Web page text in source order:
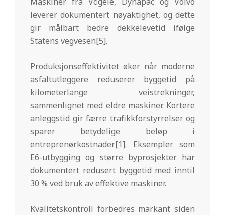
leverer dokumentert nøyaktighet, og dette
gir målbart bedre dekkelevetid ifølge
Statens vegvesen[5].
Produksjonseffektivitet øker når moderne
asfaltutleggere reduserer byggetid på
kilometerlange veistrekninger,
sammenlignet med eldre maskiner. Kortere
anleggstid gir færre trafikkforstyrrelser og
sparer betydelige beløp i
entreprenørkostnader[1]. Eksempler som
E6-utbygging og større byprosjekter har
dokumentert redusert byggetid med inntil
30 % ved bruk av effektive maskiner.
Kvalitetskontroll forbedres markant siden